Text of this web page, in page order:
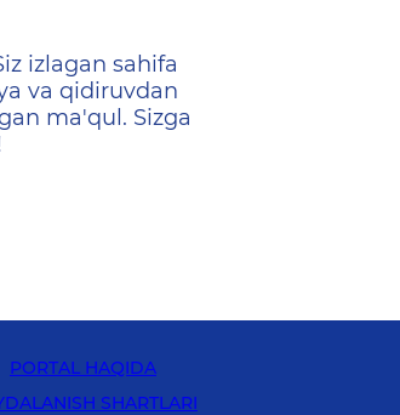
izlagan sahifa
va qidiruvdan
ma'qul. Sizga
PORTAL HAQIDA
SHARTLARI